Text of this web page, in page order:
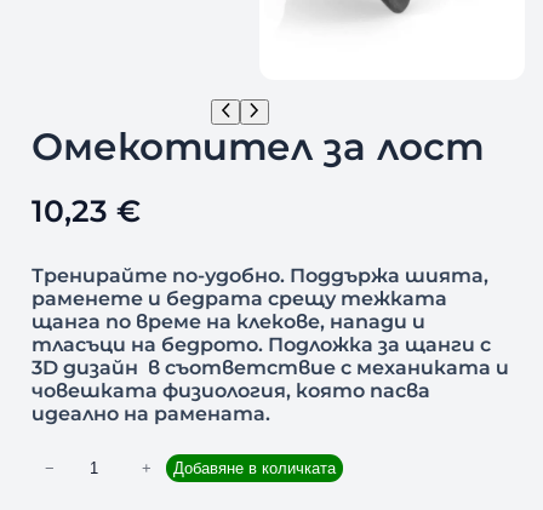
Омекотител за лост
10,23 €
Тренирайте по-удобно. Поддържа шията,
раменете и бедрата срещу тежката
щанга по време на клекове, напади и
тласъци на бедрото. Подложка за щанги с
3D дизайн в съответствие с механиката и
човешката физиология, която пасва
идеално на рамената.
− + Добавяне в количката